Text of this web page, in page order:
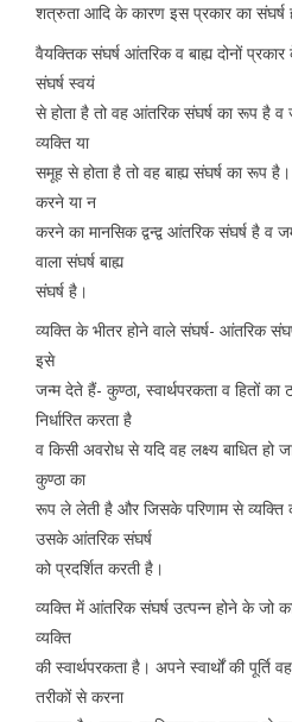
शत्रुता आदि के कारण इस प्रकार का संघर्ष
वैयक्तिक संघर्ष आंतरिक व बाह्य दोनों
संघर्ष स्वयं
से होता है तो वह आंतरिक संघर्ष का रूप है व
व्यक्ति या
समूह से होता है तो वह बाह्य संघर्ष का रूप
करने या न
करने का मानसिक द्वन्द्व आंतरिक संघर्ष है व
वाला संघर्ष बाह्य
संघर्ष है।
व्यक्ति के भीतर होने वाले संघर्ष- आंतरिक
इसे
जन्म देते हैं- कुण्ठा, स्वार्थपरकता व हितों
निर्धारित करता है
व किसी अवरोध से यदि वह लक्ष्य बाधित हो
कुण्ठा का
रूप ले लेती है और जिसके परिणाम से व्यक्ति
उसके आंतरिक संघर्ष
को प्रदर्शित करती है।
व्यक्ति में आंतरिक संघर्ष उत्पन्न होने के जो
व्यक्ति
की स्वार्थपरकता है। अपने स्वार्थों की
तरीकों से करना